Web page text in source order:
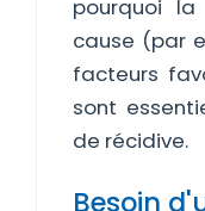
pourquoi
cause (par
facteurs
sont
de récidive.
Besoin